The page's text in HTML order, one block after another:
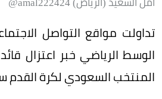
تداولت مواقع التواصل
الوسط الرياضي خبر اعتزال
المنتخب السعودي لكرة القدم